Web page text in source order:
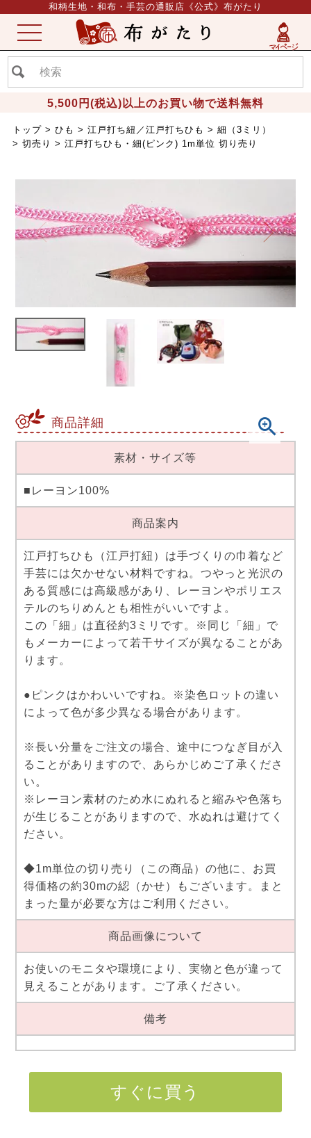
和柄生地・和布・手芸の通販店《公式》布がたり
5,500円(税込)以上のお買い物で送料無料
ME
NU
トップ ひも 江戸打ち紐／江戸打ちひも
細（3ミリ）
切売り
江戸打ちひも・細(ピンク) 1m単位 切り売り
商品詳細
素材・サイズ等
■レーヨン100%
商品案内
江戸打ちひも（江戸打紐）は手づくりの巾着など
手芸には欠かせない材料ですね。つやっと光沢の
ある質感には高級感があり、レーヨンやポリエス
テルのちりめんとも相性がいいですよ。
この「細」は直径約3ミリです。※同じ「細」で
もメーカーによって若干サイズが異なることがあ
ります。
●ピンクはかわいいですね。※染色ロットの違い
によって色が多少異なる場合があります。
※長い分量をご注文の場合、途中につなぎ目が入
ることがありますので、あらかじめご了承くださ
い。
※レーヨン素材のため水にぬれると縮みや色落ち
が生じることがありますので、水ぬれは避けてく
ださい。
◆1m単位の切り売り（この商品）の他に、お買
得価格の約30mの綛（かせ）もございます。まと
まった量が必要な方はご利用ください。
商品画像について
お使いのモニタや環境により、実物と色が違って
見えることがあります。ご了承ください。
備考
すぐに買う